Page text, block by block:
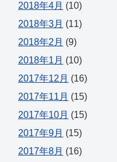
2018年4月 (10)
2018年3月 (11)
2018年2月 (9)
2018年1月 (10)
2017年12月 (16)
2017年11月 (15)
2017年10月 (15)
2017年9月 (15)
2017年8月 (16)